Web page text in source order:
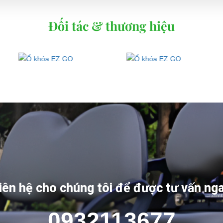
Đối tác & thương hiệu
hệ cho chúng tôi để được tư vấn